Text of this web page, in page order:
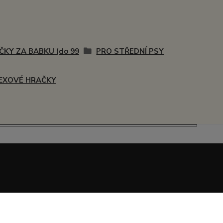
ZA BABKU (do 99
PRO STŘEDNÍ PSY
HRAČKY